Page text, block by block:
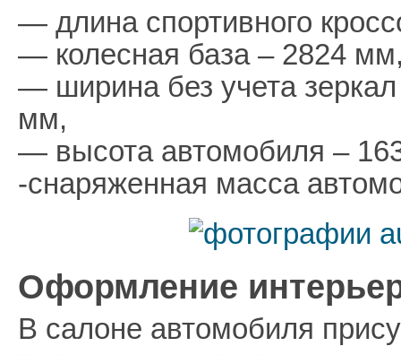
— длина спортивного
— колесная база – 2824
— ширина без учета
мм,
— высота автомобиля –
-снаряженная масса
Оформление
В салоне автомобиля